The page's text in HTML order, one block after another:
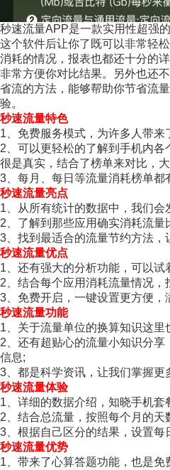
秒速流量APP是一款实用性超强
这个软件后让你了既可以非常轻
消耗的情况，报表也都还十分的
非常方便你对比结果。另外也还
省流的方法，能够帮助你节省流
验。
秒速流量特色
1、免费服务模式，为许多人带来
2、可以更轻松的了解到手机内
很是真实，结合了榜单来对比，
3、每月、每日等流量消耗榜单都
秒速流量亮点
1、从所有统计的数据中，我们会
2、了解到那些应用确实消耗流量
3、找到最适合的流量节约方法，
秒速流量优点
1、还有强大的分析功能，可以试
2、结合每个应用消耗流量情况，
3、免费开启，一键设置更方便，
秒速流量功能
1、关于流量单位的换算知识这里
2、还有超贴心的流量小知识分
信息;
3、都是科学资讯，让我们掌握更
秒速流量体验
1、详细的数据介绍，知晓手机套
2、结合总流量，按照每个月的天
3、根据自己区分的结果，设置每
秒速流量优势
1、带来了心算答题功能，也是免